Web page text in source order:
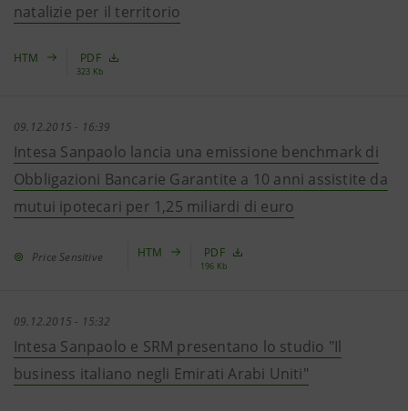
natalizie per il territorio
HTM PDF
323 Kb
09.12.2015 - 16:39
Intesa Sanpaolo lancia una emissione benchmark di
Obbligazioni Bancarie Garantite a 10 anni assistite da
mutui ipotecari per 1,25 miliardi di euro
Price Sensitive HTM PDF
196 Kb
09.12.2015 - 15:32
Intesa Sanpaolo e SRM presentano lo studio "Il
business italiano negli Emirati Arabi Uniti"